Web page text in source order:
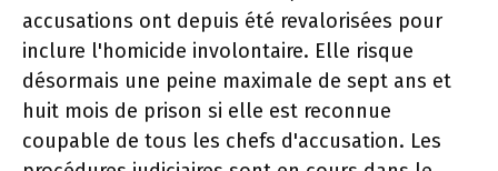
accusations ont depuis été revalorisées pour
inclure l'homicide involontaire. Elle risque
désormais une peine maximale de sept ans et
huit mois de prison si elle est reconnue
coupable de tous les chefs d'accusation. Les